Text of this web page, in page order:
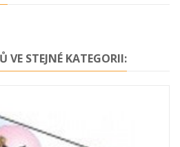
VE STEJNÉ KATEGORII: